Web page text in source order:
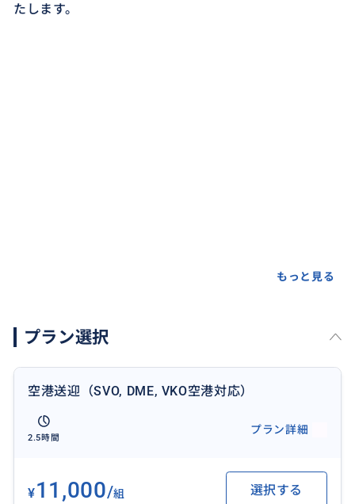
たします。
もっと見る
プラン選択
空港送迎（SVO, DME, VKO空港対応）
2.5時間
プラン詳細
¥11,000/組 選択する